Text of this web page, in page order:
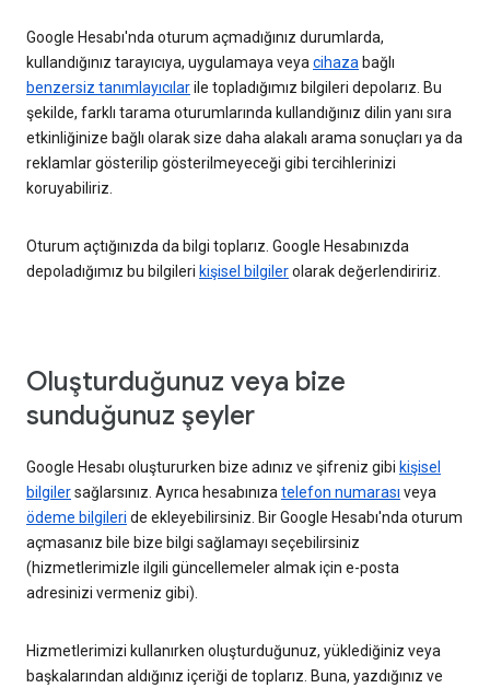
Google Hesabı'nda oturum açmadığınız durumlarda,
kullandığınız tarayıcıya, uygulamaya veyacihaza bağlı
benzersiz tanımlayıcılarile topladığımız bilgileri depolarız. Bu
şekilde, farklı tarama oturumlarında kullandığınız dilin yanı sıra
etkinliğinize bağlı olarak size daha alakalı arama sonuçları ya da
reklamlar gösterilip gösterilmeyeceği gibi tercihlerinizi
koruyabiliriz.
Oturum açtığınızda da bilgi toplarız. Google Hesabınızda
depoladığımız bu bilgileri kişisel bilgilerolarak değerlendiririz.
Oluşturduğunuz veya bize
sunduğunuz şeyler
Google Hesabı oluştururken bize adınız ve şifreniz gibi kişisel
bilgilersağlarsınız. Ayrıca hesabınızatelefon numarası veya
ödeme bilgileri de ekleyebilirsiniz. Bir Google Hesabı'nda oturum
açmasanız bile bize bilgi sağlamayı seçebilirsiniz
(hizmetlerimizle ilgili güncellemeler almak için e-posta
adresinizi vermeniz gibi).
Hizmetlerimizi kullanırken oluşturduğunuz, yüklediğiniz veya
başkalarından aldığınız içeriği de toplarız. Buna, yazdığınız ve